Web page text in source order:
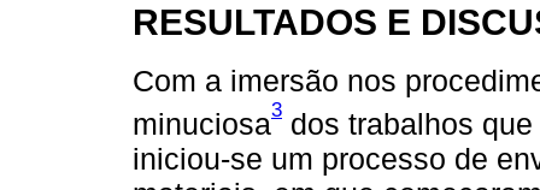
RESULTADOS E
Com a imersão nos
minuciosa3 dos trabalhos
iniciou-se um processo de